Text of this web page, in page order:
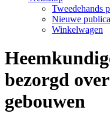
Tweedehands
Nieuwe
Winkelwagen
bezorgd
gebouwen